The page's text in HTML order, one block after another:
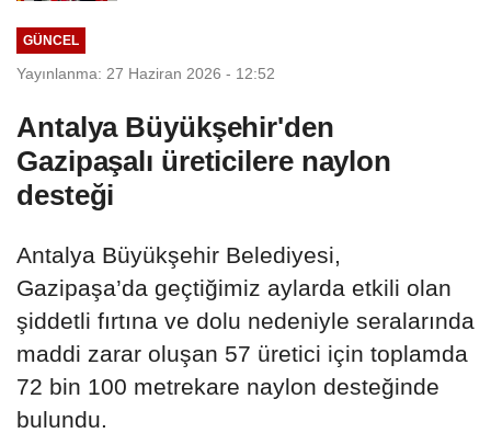
GÜNCEL
Yayınlanma: 27 Haziran 2026 - 12:52
Antalya Büyükşehir'den
Gazipaşalı üreticilere naylon
desteği
Antalya Büyükşehir Belediyesi,
Gazipaşa’da geçtiğimiz aylarda etkili olan
şiddetli fırtına ve dolu nedeniyle seralarında
maddi zarar oluşan 57 üretici için toplamda
72 bin 100 metrekare naylon desteğinde
bulundu.